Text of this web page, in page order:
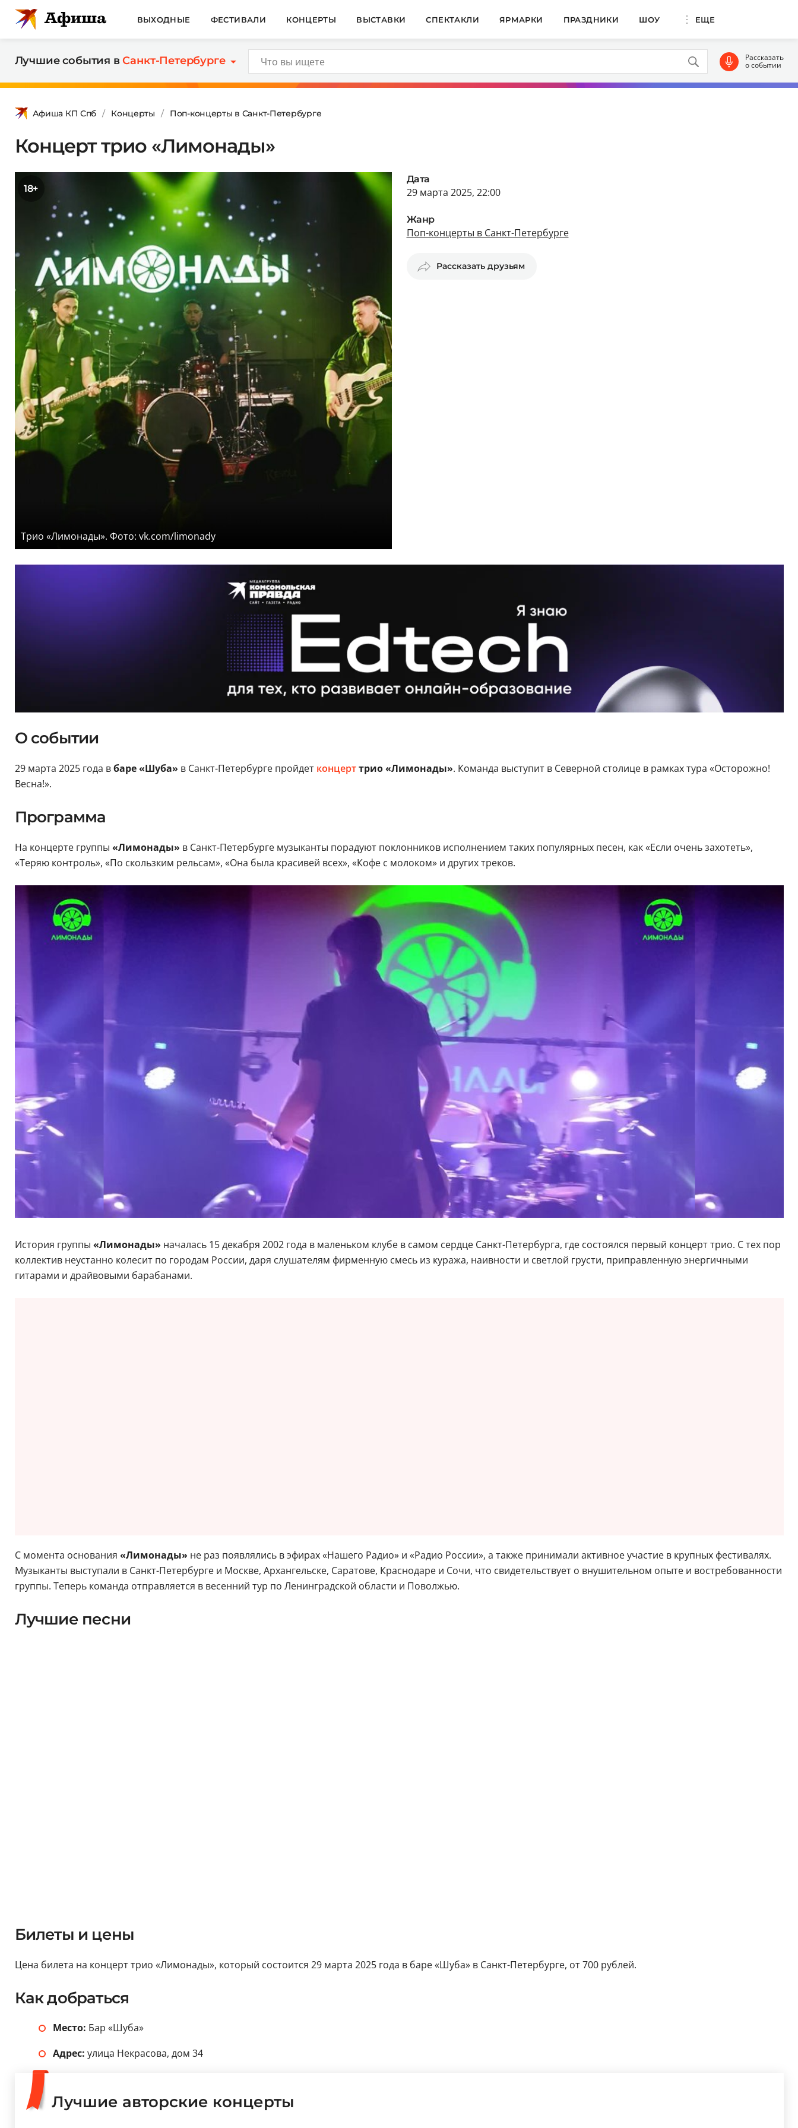
ВЫХОДНЫЕ ФЕСТИВАЛИ КОНЦЕРТЫ ВЫСТАВКИ СПЕКТАКЛИ ЯРМАРКИ ПРАЗДНИКИ ШОУ ЕЩЕ
Лучшие события вСанкт-Петербурге Рассказать
о событии
Афиша КП Спб Концерты Поп-концерты в Санкт-Петербурге
Концерт трио «Лимонады»
18+
Трио «Лимонады». Фото: vk.com/limonady
Дата
29 марта 2025, 22:00
Жанр
Поп-концерты в Санкт-Петербурге
Рассказать друзьям
О событии
29 марта 2025 года вбаре «Шуба» в Санкт-Петербурге пройдет концерттрио «Лимонады». Команда выступит в Северной столице в рамках тура «Осторожно!
Весна!».
Программа
На концерте группы «Лимонады» в Санкт-Петербурге музыканты порадуют поклонников исполнением таких популярных песен, как «Если очень захотеть»,
«Теряю контроль», «По скользким рельсам», «Она была красивей всех», «Кофе с молоком» и других треков.
История группы «Лимонады» началась 15 декабря 2002 года в маленьком клубе в самом сердце Санкт-Петербурга, где состоялся первый концерт трио. С тех пор
коллектив неустанно колесит по городам России, даря слушателям фирменную смесь из куража, наивности и светлой грусти, приправленную энергичными
гитарами и драйвовыми барабанами.
С момента основания «Лимонады» не раз появлялись в эфирах «Нашего Радио» и «Радио России», а также принимали активное участие в крупных фестивалях.
Музыканты выступали в Санкт-Петербурге и Москве, Архангельске, Саратове, Краснодаре и Сочи, что свидетельствует о внушительном опыте и востребованности
группы. Теперь команда отправляется в весенний тур по Ленинградской области и Поволжью.
Лучшие песни
Билеты и цены
Цена билета на концерт трио «Лимонады», который состоится 29 марта 2025 года в баре «Шуба» в Санкт-Петербурге, от 700 рублей.
Как добраться
Место: Бар «Шуба»
Адрес: улица Некрасова, дом 34
Лучшие авторские концерты